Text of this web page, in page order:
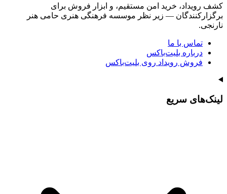
کشف رویداد، خرید امن مستقیم، و ابزار فروش برای
برگزارکنندگان — زیر نظر موسسه فرهنگی هنری حامی هنر
نارنجی.
تماس با ما
درباره بلیت‌باکس
فروش رویداد روی بلیت‌باکس
لینک‌های سریع